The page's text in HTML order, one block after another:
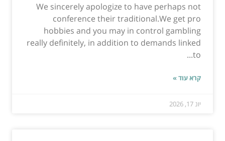
We sincerely apologize to have perhaps not
conference their traditional.We get pro
hobbies and you may in control gambling
really definitely, in addition to demands linked
to...
קרא עוד »
יונ 17, 2026